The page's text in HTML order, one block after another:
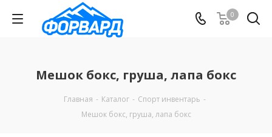
0
Мешок бокс, груша, лапа бокс
Главная - Каталог - Спорт инвентарь -
Мешок бокс, груша, лапа бокс